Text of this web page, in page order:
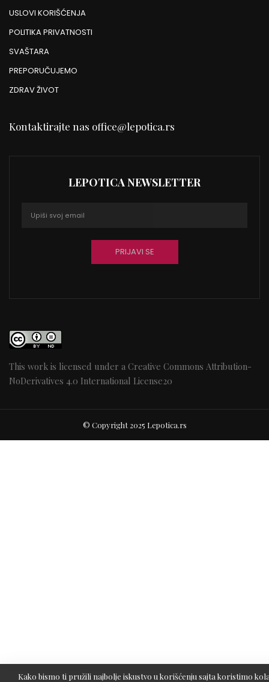
USLOVI KORIŠĆENJA
POLITIKA PRIVATNOSTI
SVAŠTARA
PREPORUČUJEMO
ZDRAV ŽIVOT
Kontaktirajte nas office@lepotica.rs
LEPOTICA NEWSLETTER
This work is licensed under a Creative Commons Attribution-
NoDerivatives 4.0 International License20
© Copyright 2025 Lepotica.rs
Kako bismo ti pružili najbolje iskustvo u korišćenju sajta koristimo